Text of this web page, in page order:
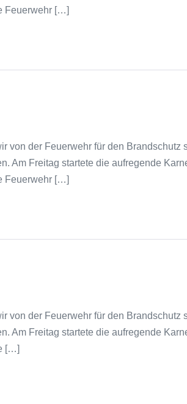
Feuerwehr […]
von der Feuerwehr für den Brandschutz
Am Freitag startete die aufregende
Feuerwehr […]
der Feuerwehr für den Brandschutz
Am Freitag startete die aufregende
[…]